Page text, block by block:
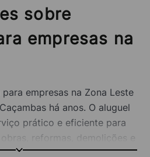
sobre
empresas na
empresas na Zona Leste
há anos. O aluguel
prático e eficiente para
reformas, demolições e